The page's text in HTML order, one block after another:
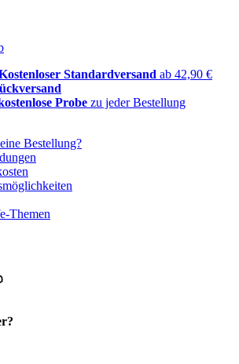
Standardversand ab 42,90 €
Probe zu jeder Bestellung
Bestellung?
Themen